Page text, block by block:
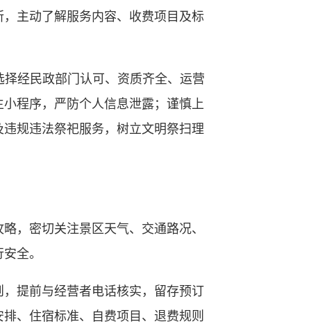
主动了解服务内容、收费项目及标
经民政部门认可、资质齐全、运营
程序，严防个人信息泄露；谨慎上
规违法祭祀服务，树立文明祭扫理
密切关注景区天气、交通路况、
全。
提前与经营者电话核实，留存预订
、住宿标准、自费项目、退费规则